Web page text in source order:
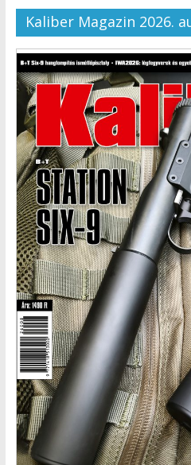
Kaliber Magazin 2026.